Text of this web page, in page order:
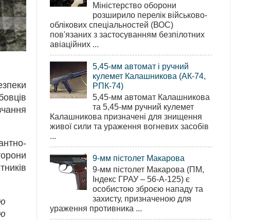
Міністерство оборони
розширило перелік військово-
облікових спеціальностей (ВОС)
пов'язаних з застосуванням безпілотних
авіаційних ...
5,45-мм автомат і ручний
кулемет Калашникова (АК-74,
РПК-74)
5,45-мм автомат Калашникова
та 5,45-мм ручний кулемет
Калашникова призначені для знищення
живої сили та ураження вогневих засобів
...
9-мм пістолет Макарова
9-мм пістолет Макарова (ПМ,
Індекс ГРАУ – 56-А-125) є
особистою зброєю нападу та
захисту, призначеною для
ураження противника ...